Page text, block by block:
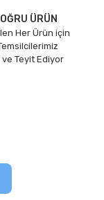
ÜRÜN
Her Ürün için
ve Teyit Ediyor